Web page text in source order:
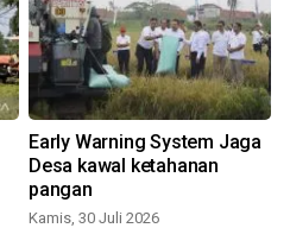
Early Warning System Jaga
Desa kawal ketahanan
pangan
Kamis, 30 Juli 2026